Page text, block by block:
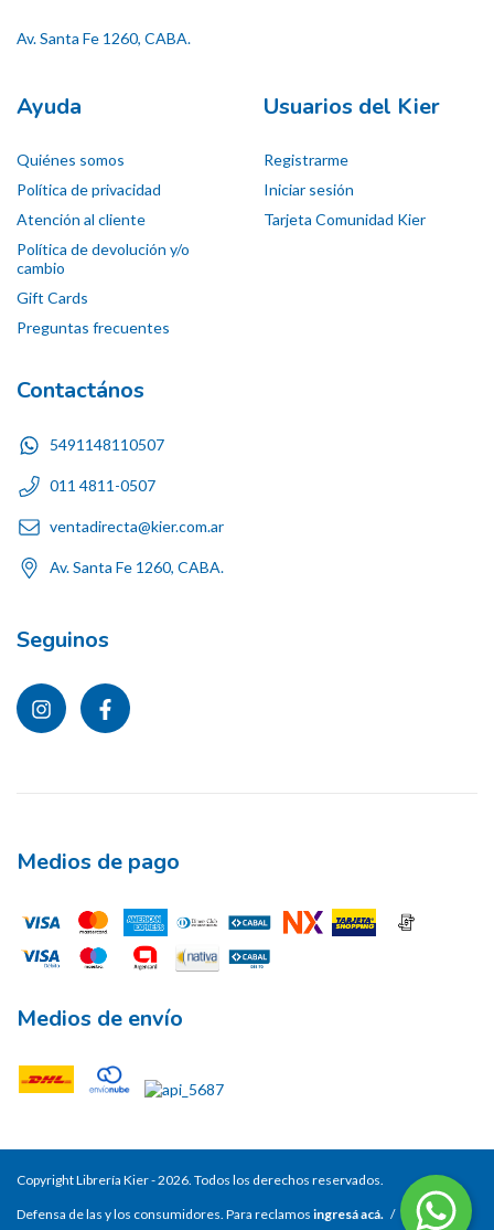
Av. Santa Fe 1260, CABA.
Ayuda
Quiénes somos
Política de privacidad
Atención al cliente
Política de devolución y/o
cambio
Gift Cards
Preguntas frecuentes
Usuarios del Kier
Registrarme
Iniciar sesión
Tarjeta Comunidad Kier
Contactános
5491148110507
011 4811-0507
ventadirecta@kier.com.ar
Av. Santa Fe 1260, CABA.
Seguinos
Medios de pago
Medios de envío
Copyright Librería Kier - 2026. Todos los derechos reservados.
Defensa de las y los consumidores. Para reclamos ingresá acá. /
Botón de